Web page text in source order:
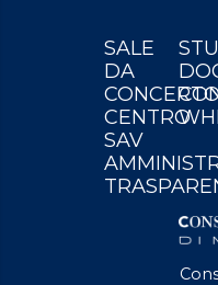
SALE
DA
CENTRO
SAV